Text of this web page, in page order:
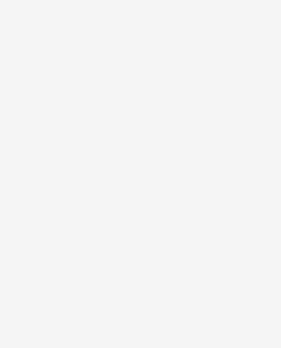
307
EXTRA FINE TUBE 10 ML
CL 312
EXTRA FINE TUBE 10 ML